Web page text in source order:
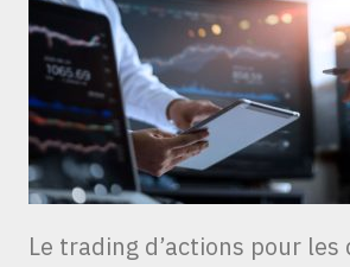
Le trading d’actions pour